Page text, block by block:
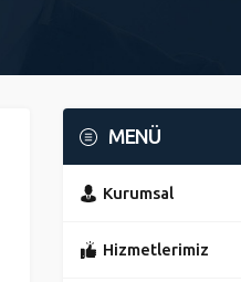
MENÜ
Kurumsal
Hizmetlerimiz